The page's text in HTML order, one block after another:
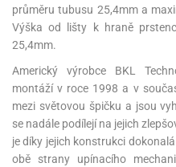
průměru tubusu 25,4mm a
Výška od lišty k hraně
25,4mm.
Americký výrobce BKL
montáží v roce 1998 a v
mezi světovou špičku a jsou
se nadále podílejí na jejich
je díky jejich konstrukci
obě strany upínacího